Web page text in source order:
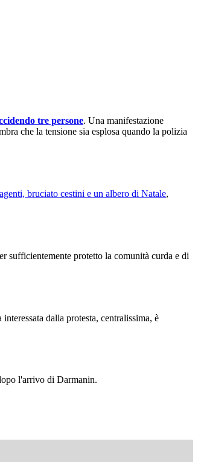
tre persone. Una manifestazione
che la tensione sia esplosa quando la polizia
bruciato cestini e un albero di Natale,
sufficientemente protetto la comunità curda e di
dalla protesta, centralissima, è
l'arrivo di Darmanin.